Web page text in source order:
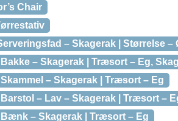
Chair
– Skagerak | Størrelse –
– Skagerak | Træsort – Eg,
– Skagerak | Træsort – Eg
– Lav – Skagerak | Træsort –
– Skagerak | Træsort – Eg